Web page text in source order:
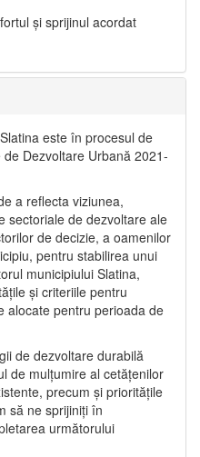
şi sprijinul acordat
este în procesul de
Dezvoltare Urbană 2021‐
a reflecta viziunea,
sectoriale de dezvoltare ale
de decizie, a oamenilor
pentru stabilirea unui
municipiului Slatina,
și criteriile pentru
alocate pentru perioada de
de dezvoltare durabilă
de mulțumire al cetățenilor
precum și prioritățile
să ne sprijiniți în
următorului